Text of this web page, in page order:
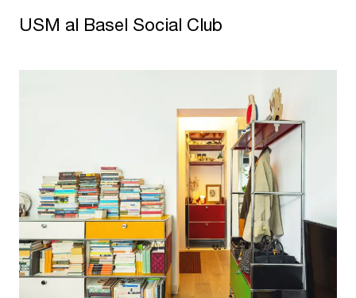
USM al Basel Social Club